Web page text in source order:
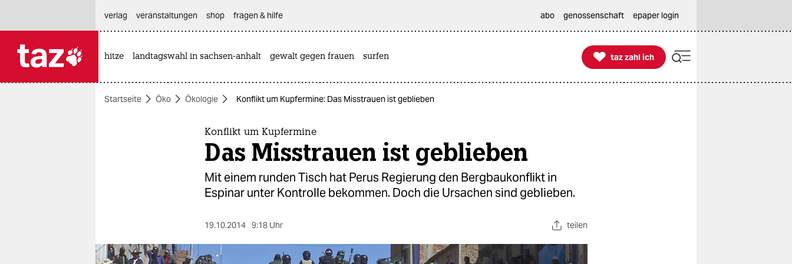
themen
verlag
veranstaltungen shop fragen & hilfe abo genossenschaft epaper login
hitze landtagswahl in sachsen-anhalt gewalt gegen frauen surfen 
taz zahl ich
taz zahl ich
Startseite Öko Ökologie Konflikt um Kupfermine: Das Misstrauen ist geblieben
Konflikt um Kupfermine
Das Misstrauen ist geblieben
Mit einem runden Tisch hat Perus Regierung den Bergbaukonflikt in
Espinar unter Kontrolle bekommen. Doch die Ursachen sind geblieben.
19.10.2014 9:18 Uhr teilen